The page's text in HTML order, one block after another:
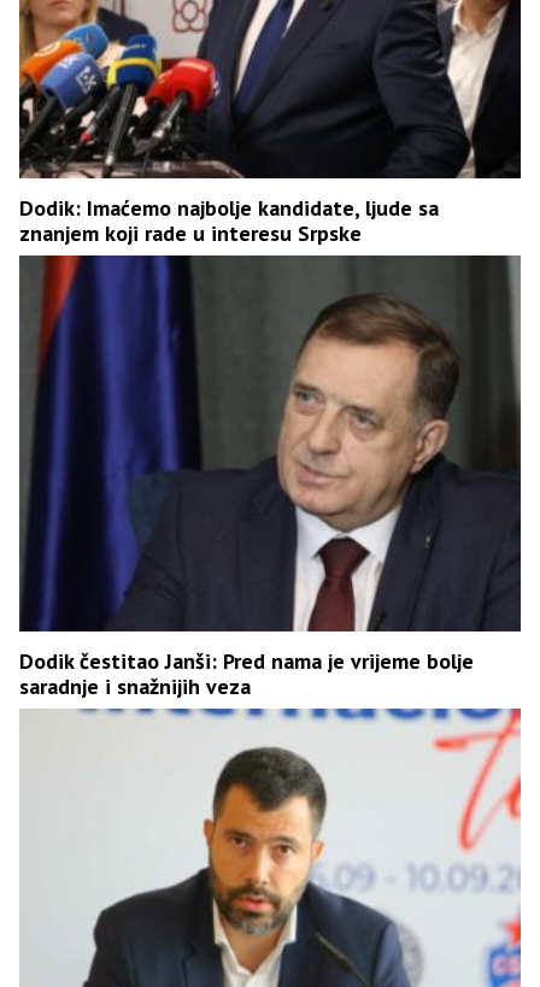
Dodik: Imaćemo najbolje kandidate, ljude sa
znanjem koji rade u interesu Srpske
Dodik čestitao Janši: Pred nama je vrijeme bolje
saradnje i snažnijih veza